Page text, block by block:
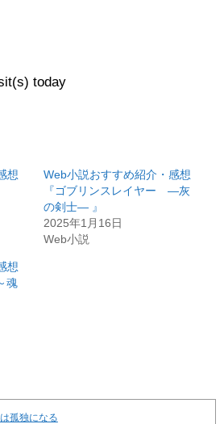
today
想
Web小説おすすめ紹介・感想
『ゴブリンスレイヤー ―灰
の剣士― 』
2025年1月16日
Web小説
想
魂
孤独になる